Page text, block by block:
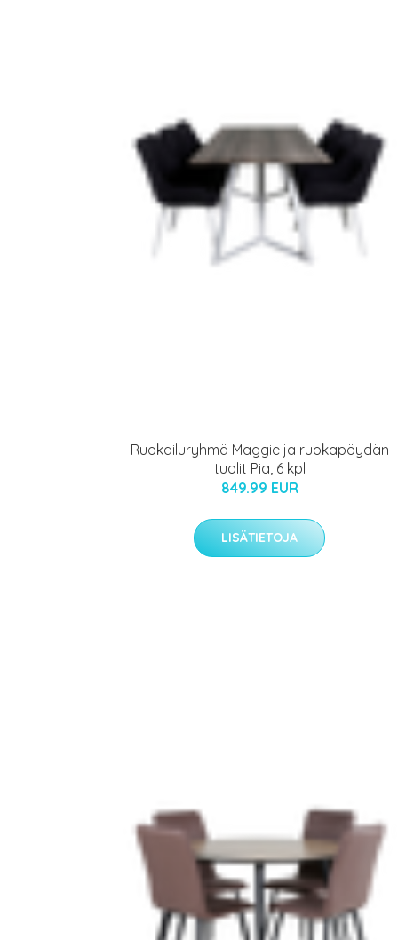
Ruokailuryhmä Maggie ja ruokapöydän
tuolit Pia, 6 kpl
849.99 EUR
LISÄTIETOJA